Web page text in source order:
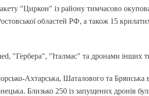
"Циркон" із району тимчасово
областей РФ, а також 15
"Гербера", "Італмас" та дронами інших
Ахтарська, Шаталового та Брянська
Близько 250 із запущених дронів